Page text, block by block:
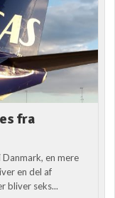
fra
en mere
en del af
bliver seks...